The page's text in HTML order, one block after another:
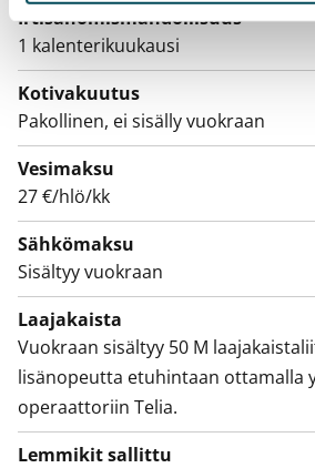
Irtisanomis­mahdollisuus
1 kalenterikuukausi
Kotivakuutus
Pakollinen, ei sisälly vuokraan
Vesimaksu
27 €/hlö/kk
Sähkömaksu
Sisältyy vuokraan
Laajakaista
Vuokraan sisältyy 50 M
lisänopeutta etuhintaan ottamalla
operaattoriin Telia.
Lemmikit sallittu